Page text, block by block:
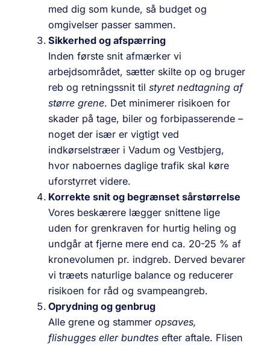
med dig som kunde, så budget og
omgivelser passer sammen.
Sikkerhed og afspærring
Inden første snit afmærker vi
arbejdsområdet, sætter skilte op og bruger
reb og retnings­snit til styret nedtagning af
større grene. Det minimerer risikoen for
skader på tage, biler og forbipasserende –
noget der især er vigtigt ved
indkørselstræer i Vadum og Vestbjerg,
hvor naboernes daglige trafik skal køre
uforstyrret videre.
Korrekte snit og begrænset sårstørrelse
Vores beskærere lægger snittene lige
uden for grenkraven for hurtig heling og
undgår at fjerne mere end ca. 20-25 % af
kronevolumen pr. indgreb. Derved bevarer
vi træets naturlige balance og reducerer
risikoen for råd og svampeangreb.
Oprydning og genbrug
Alle grene og stammer opsaves,
flishugges eller bundtes efter aftale. Flisen